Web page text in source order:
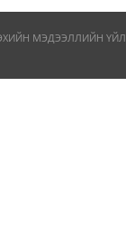
МЭДЭЭЛЛИЙН